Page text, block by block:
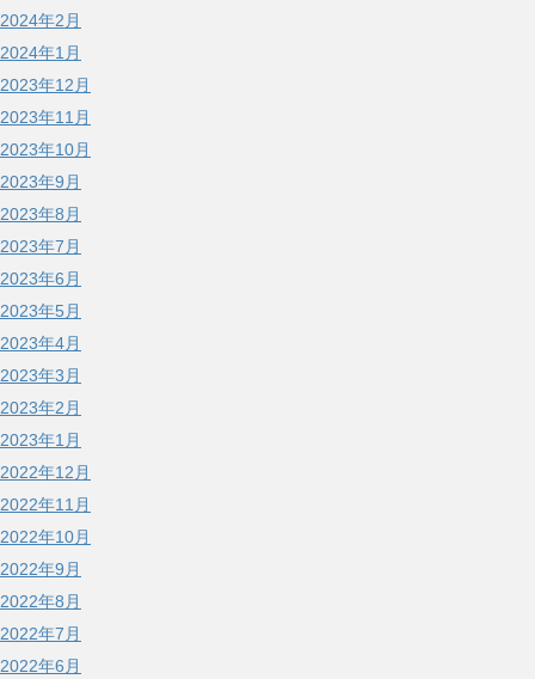
2024年2月
2024年1月
2023年12月
2023年11月
2023年10月
2023年9月
2023年8月
2023年7月
2023年6月
2023年5月
2023年4月
2023年3月
2023年2月
2023年1月
2022年12月
2022年11月
2022年10月
2022年9月
2022年8月
2022年7月
2022年6月